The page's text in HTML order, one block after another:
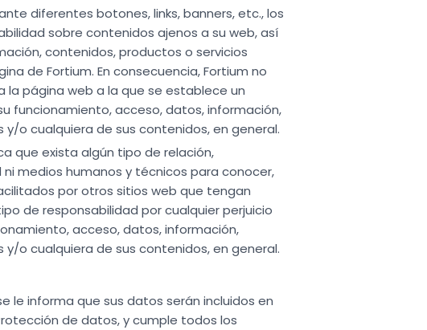
diferentes botones, links, banners, etc., los
sobre contenidos ajenos a su web, así
contenidos, productos o servicios
de Fortium. En consecuencia, Fortium no
página web a la que se establece un
funcionamiento, acceso, datos, información,
o cualquiera de sus contenidos, en general.
que exista algún tipo de relación,
medios humanos y técnicos para conocer,
por otros sitios web que tengan
de responsabilidad por cualquier perjuicio
acceso, datos, información,
o cualquiera de sus contenidos, en general.
le informa que sus datos serán incluidos en
de datos, y cumple todos los